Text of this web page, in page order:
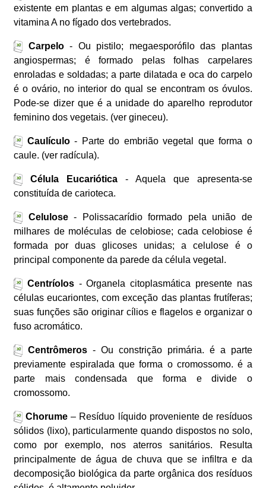
existente em plantas e em algumas algas; convertido a
vitamina A no fígado dos vertebrados.
Carpelo- Ou pistilo; megaesporófilo das plantas
angiospermas; é formado pelas folhas carpelares
enroladas e soldadas; a parte dilatada e oca do carpelo
é o ovário, no interior do qual se encontram os óvulos.
Pode-se dizer que é a unidade do aparelho reprodutor
feminino dos vegetais. (ver gineceu).
Caulículo- Parte do embrião vegetal que forma o
caule. (ver radícula).
Célula Eucariótica - Aquela que apresenta-se
constituída de carioteca.
Celulose- Polissacarídio formado pela união de
milhares de moléculas de celobiose; cada celobiose é
formada por duas glicoses unidas; a celulose é o
principal componente da parede da célula vegetal.
Centríolos - Organela citoplasmática presente nas
células eucariontes, com exceção das plantas frutíferas;
suas funções são originar cílios e flagelos e organizar o
fuso acromático.
Centrômeros - Ou constrição primária. é a parte
previamente espiralada que forma o cromossomo. é a
parte mais condensada que forma e divide o
cromossomo.
Chorume – Resíduo líquido proveniente de resíduos
sólidos (lixo), particularmente quando dispostos no solo,
como por exemplo, nos aterros sanitários. Resulta
principalmente de água de chuva que se infiltra e da
decomposição biológica da parte orgânica dos resíduos